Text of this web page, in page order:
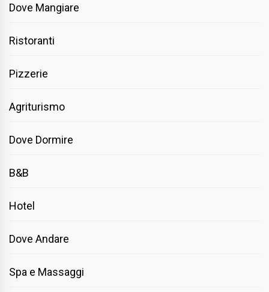
Dove Mangiare
Ristoranti
Pizzerie
Agriturismo
Dove Dormire
B&B
Hotel
Dove Andare
Spa e Massaggi